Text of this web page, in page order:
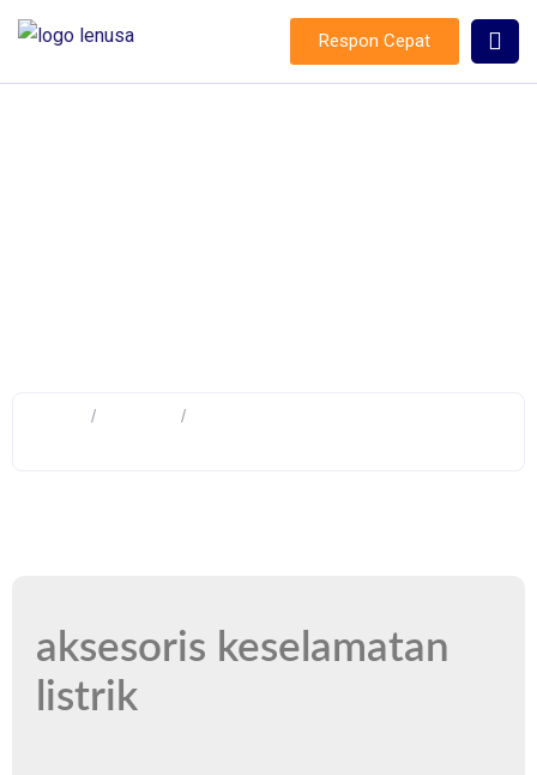
Respon Cepat
/ /
aksesoris keselamatan
listrik